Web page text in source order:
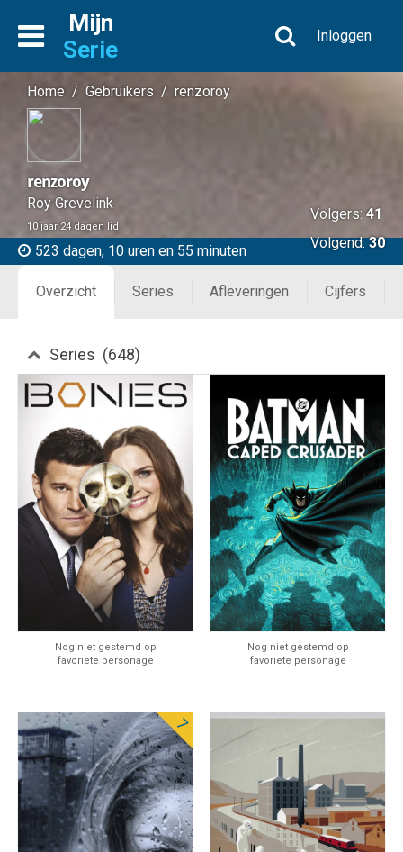
Mijn
Serie
Inloggen
Home / Gebruikers / renzoroy
renzoroy
Roy Grevelink
10 jaar 24 dagen lid
523 dagen, 10 uren en 55 minuten
Volgers:41
Volgend:30
Overzicht Series Afleveringen Cijfers
Series (648)
Nog niet gestemd op
favoriete personage
Nog niet gestemd op
favoriete personage
7